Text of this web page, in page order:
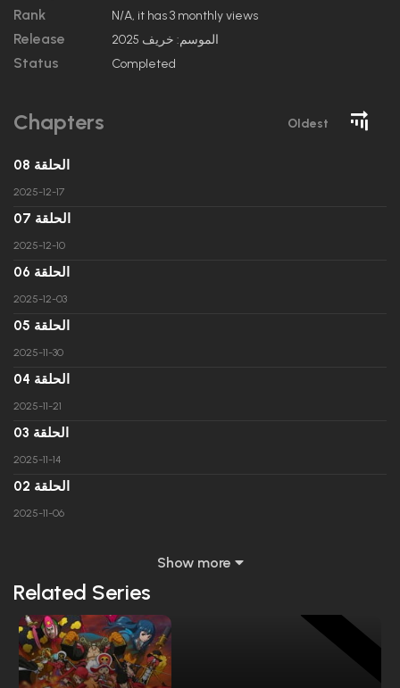
Rank N/A, it has 3 monthly views
Release الموسم: خريف 2025
Status Completed
Chapters Oldest
الحلقة 08
2025-12-17
الحلقة 07
2025-12-10
الحلقة 06
2025-12-03
الحلقة 05
2025-11-30
الحلقة 04
2025-11-21
الحلقة 03
2025-11-14
الحلقة 02
2025-11-06
Show more
Related Series
ANIME